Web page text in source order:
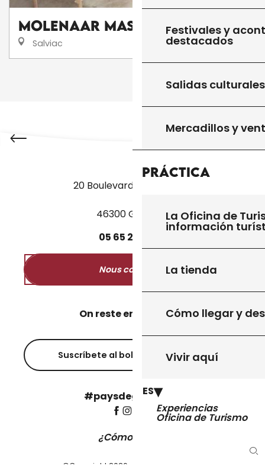
Festivales y
destacados
Salidas culturales
Mercadillos y
Práctica
La Oficina de
información
La tienda
Cómo llegar y
Vivir aquí
ES
Experiencias
Oficina de Turismo
MOLENAAR MASSAGE
Salviac
1 2 ❯ ❯❯
20 Boulevard des Martyrs
46300 Gourdon
05 65 27
Nous contacter
On reste en contact ?
Suscríbete al boletín informativo
#paysdegourdon !
¿Cómo llegar?